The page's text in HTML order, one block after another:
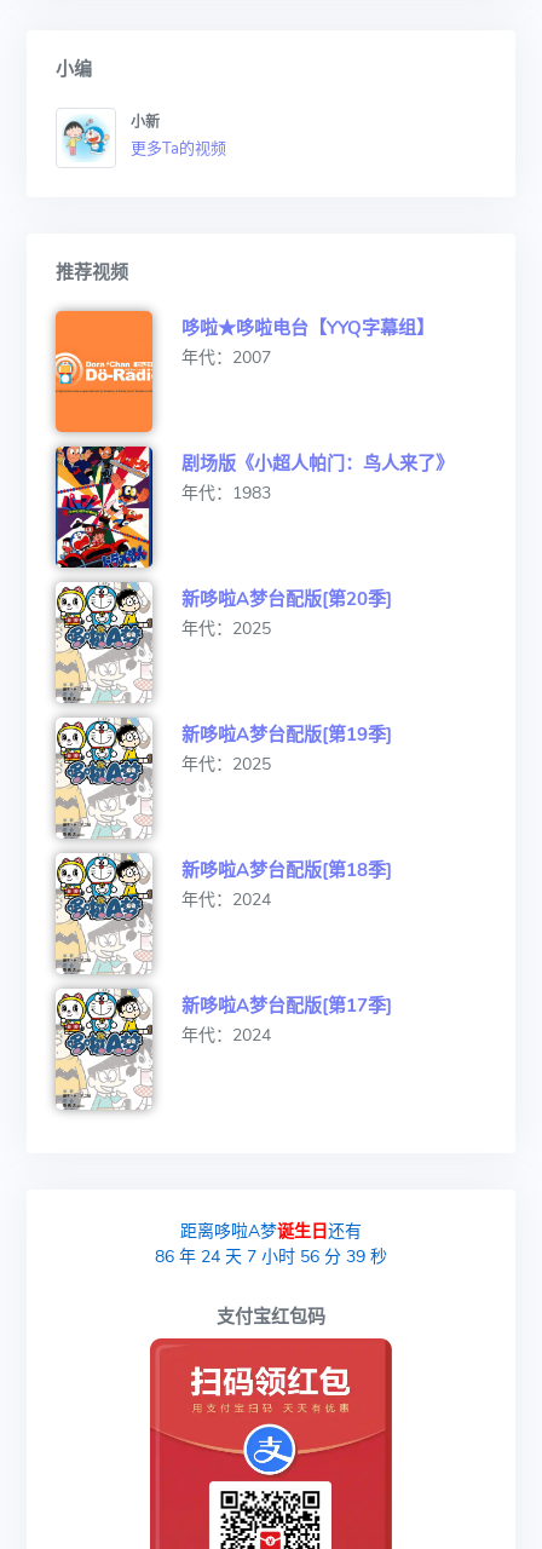
小编
小新
更多Ta的视频
推荐视频
哆啦★哆啦电台【YYQ字幕组】
年代：2007
剧场版《小超人帕门：鸟人来了》
年代：1983
新哆啦A梦台配版[第20季]
年代：2025
新哆啦A梦台配版[第19季]
年代：2025
新哆啦A梦台配版[第18季]
年代：2024
新哆啦A梦台配版[第17季]
年代：2024
距离哆啦A梦诞生日还有
86 年24 天7 小时56 分39 秒
支付宝红包码